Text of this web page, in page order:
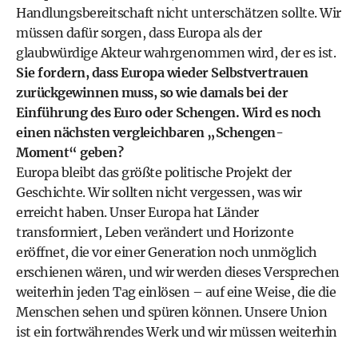
Handlungsbereitschaft nicht unterschätzen sollte. Wir
müssen dafür sorgen, dass Europa als der
glaubwürdige Akteur wahrgenommen wird, der es ist.
Sie fordern, dass Europa wieder Selbstvertrauen
zurückgewinnen muss, so wie damals bei der
Einführung des Euro oder Schengen. Wird es noch
einen nächsten vergleichbaren „Schengen-
Moment“ geben?
Europa bleibt das größte politische Projekt der
Geschichte. Wir sollten nicht vergessen, was wir
erreicht haben. Unser Europa hat Länder
transformiert, Leben verändert und Horizonte
eröffnet, die vor einer Generation noch unmöglich
erschienen wären, und wir werden dieses Versprechen
weiterhin jeden Tag einlösen – auf eine Weise, die die
Menschen sehen und spüren können. Unsere Union
ist ein fortwährendes Werk und wir müssen weiterhin